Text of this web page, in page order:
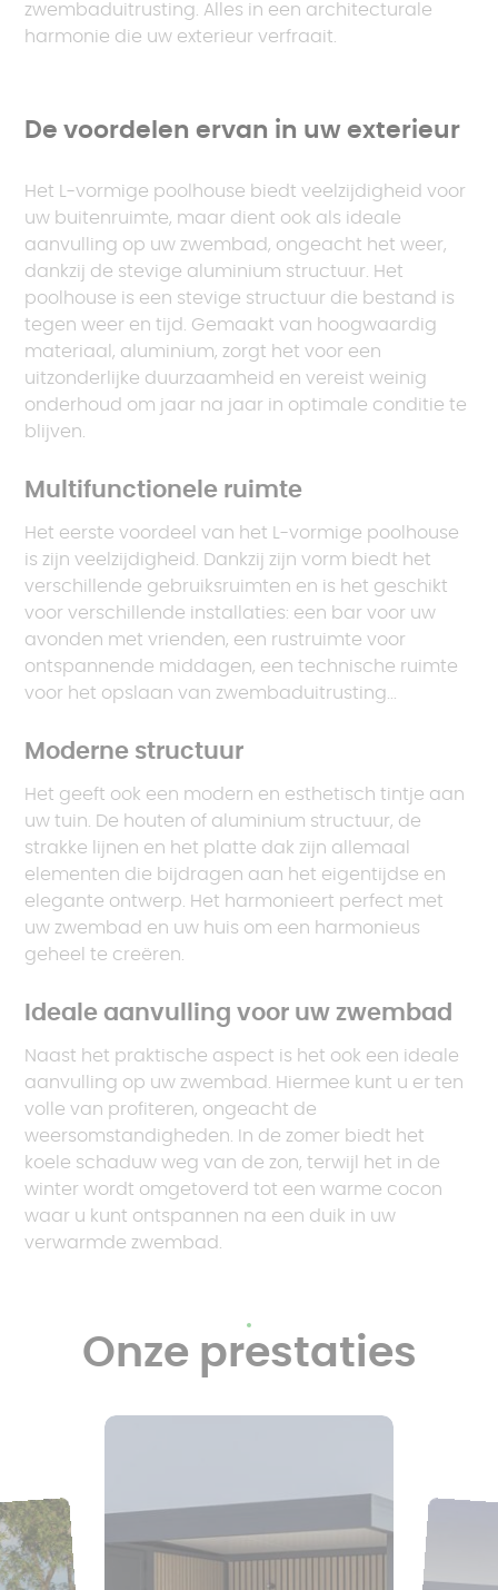
zwembaduitrusting. Alles in een architecturale
harmonie die uw exterieur verfraait.
De voordelen ervan in uw exterieur
Het L-vormige poolhouse biedt veelzijdigheid voor
uw buitenruimte, maar dient ook als ideale
aanvulling op uw zwembad, ongeacht het weer,
dankzij de stevige aluminium structuur. Het
poolhouse is een stevige structuur die bestand is
tegen weer en tijd. Gemaakt van hoogwaardig
materiaal, aluminium, zorgt het voor een
uitzonderlijke duurzaamheid en vereist weinig
onderhoud om jaar na jaar in optimale conditie te
blijven.
Multifunctionele ruimte
Het eerste voordeel van het L-vormige poolhouse
is zijn veelzijdigheid. Dankzij zijn vorm biedt het
verschillende gebruiksruimten en is het geschikt
voor verschillende installaties: een bar voor uw
avonden met vrienden, een rustruimte voor
ontspannende middagen, een technische ruimte
voor het opslaan van zwembaduitrusting...
Moderne structuur
Het geeft ook een modern en esthetisch tintje aan
uw tuin. De houten of aluminium structuur, de
strakke lijnen en het platte dak zijn allemaal
elementen die bijdragen aan het eigentijdse en
elegante ontwerp. Het harmonieert perfect met
uw zwembad en uw huis om een harmonieus
geheel te creëren.
Ideale aanvulling voor uw zwembad
Naast het praktische aspect is het ook een ideale
aanvulling op uw zwembad. Hiermee kunt u er ten
volle van profiteren, ongeacht de
weersomstandigheden. In de zomer biedt het
koele schaduw weg van de zon, terwijl het in de
winter wordt omgetoverd tot een warme cocon
waar u kunt ontspannen na een duik in uw
verwarmde zwembad.
Onze prestaties